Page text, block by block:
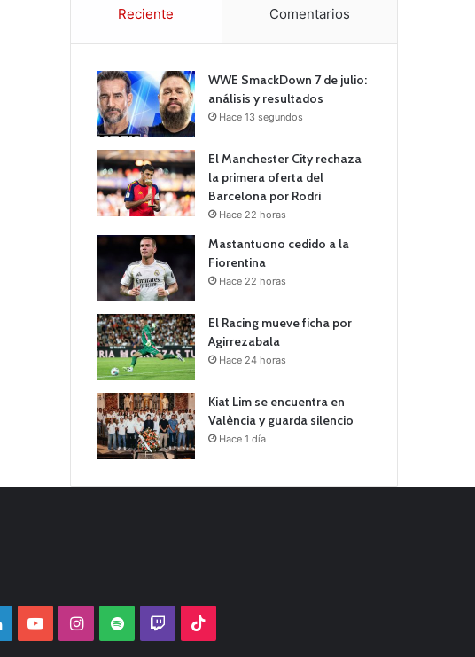
Reciente Comentarios
WWE SmackDown 7 de julio:
análisis y resultados
Hace 13 segundos
El Manchester City rechaza
la primera oferta del
Barcelona por Rodri
Hace 22 horas
Mastantuono cedido a la
Fiorentina
Hace 22 horas
El Racing mueve ficha por
Agirrezabala
Hace 24 horas
Kiat Lim se encuentra en
València y guarda silencio
Hace 1 día
LinkedInYouTubeInstagram
Spotify Twitch